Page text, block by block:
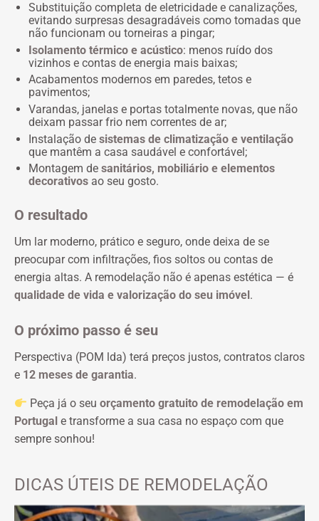
Substituição completa de eletricidade e canalizações,
evitando surpresas desagradáveis como tomadas que
não funcionam ou torneiras a pingar;
Isolamento térmico e acústico: menos ruído dos
vizinhos e contas de energia mais baixas;
Acabamentos modernos em paredes, tetos e
pavimentos;
Varandas, janelas e portas totalmente novas, que não
deixam passar frio nem correntes de ar;
Instalação de sistemas de climatização e ventilação
que mantêm a casa saudável e confortável;
Montagem de sanitários, mobiliário e elementos
decorativos ao seu gosto.
O resultado
Um lar moderno, prático e seguro, onde deixa de se
preocupar com infiltrações, fios soltos ou contas de
energia altas. A remodelação não é apenas estética — é
qualidade de vida e valorização do seu imóvel .
O próximo passo é seu
Perspectiva (POM lda) terá preços justos, contratos claros
e 12 meses de garantia.
Peça já o seuorçamento gratuito de remodelação em
Portugal e transforme a sua casa no espaço com que
sempre sonhou!
DICAS ÚTEIS DE REMODELAÇÃO